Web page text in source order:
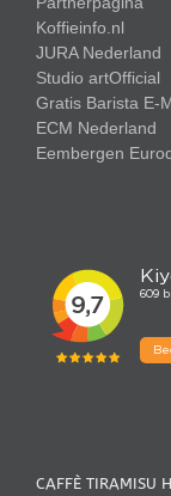
Koffieinfo.nl
JURA Nederland
Studio artOfficial
Gratis Barista E-
ECM Nederland
Eembergen
CAFFÈ TIRAMISU